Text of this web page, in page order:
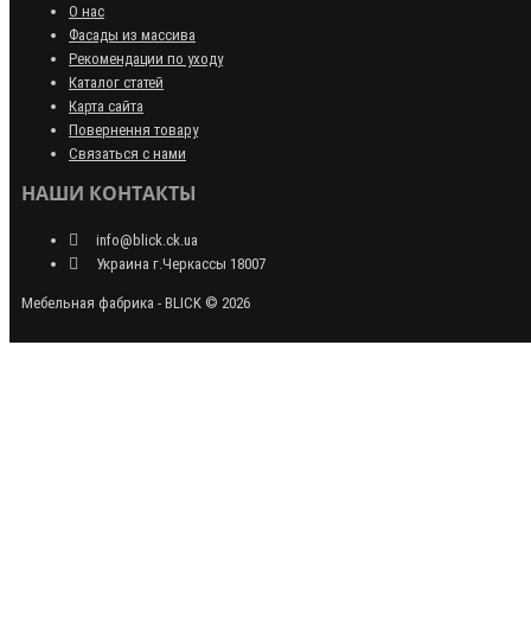
О нас
Фасады из массива
Рекомендации по уходу
Каталог статей
Карта сайта
Повернення товару
Связаться с нами
НАШИ КОНТАКТЫ
info@blick.ck.ua
Украина г.Черкассы 18007
Мебельная фабрика - BLICK © 2026